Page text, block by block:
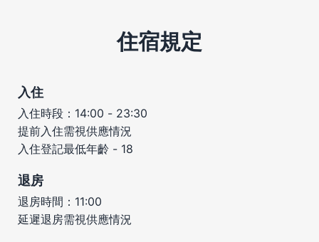
住宿規定
入住
入住時段：14:00 - 23:30
提前入住需視供應情況
入住登記最低年齡 - 18
退房
退房時間：11:00
延遲退房需視供應情況